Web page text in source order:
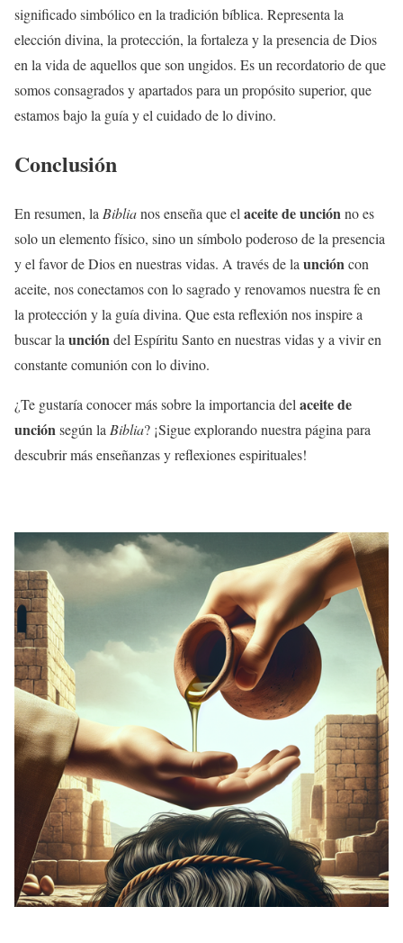
significado simbólico en la tradición bíblica. Representa la
elección divina, la protección, la fortaleza y la presencia de Dios
en la vida de aquellos que son ungidos. Es un recordatorio de que
somos consagrados y apartados para un propósito superior, que
estamos bajo la guía y el cuidado de lo divino.
Conclusión
En resumen, laBiblianos enseña que elaceite deunciónno es
solo un elemento físico, sino un símbolo poderoso de la presencia
y el favor de Dios en nuestras vidas. A través de launcióncon
aceite, nos conectamos con lo sagrado y renovamos nuestra fe en
la protección y la guía divina. Que esta reflexión nos inspire a
buscar launcióndel Espíritu Santo en nuestras vidas y a vivir en
constante comunión con lo divino.
¿Te gustaría conocer más sobre la importancia delaceite de
unciónsegún laBiblia? ¡Sigue explorando nuestra página para
descubrir más enseñanzas y reflexiones espirituales!